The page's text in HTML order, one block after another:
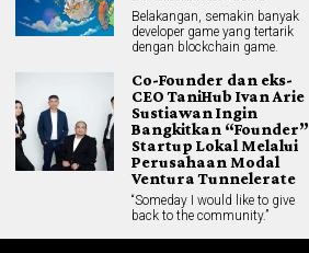
All rights reserved. Hybrid.co.id
GADGET
GAME NEWS AI (NEW TECH)
HYBRID LIFESTYLE
HOME APPLIANCES
ABOUT
CONTACT
Belakangan, semakin banyak
developer game yang tertarik
dengan blockchain game.
Co-Founder dan eks-
CEO TaniHub Ivan Arie
Sustiawan Ingin
Bangkitkan “Founder”
Startup Lokal Melalui
Perusahaan Modal
Ventura Tunnelerate
“Someday I would like to give
back to the community.”